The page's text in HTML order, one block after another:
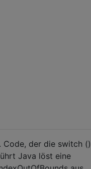
Code, der die switch
Java löst eine